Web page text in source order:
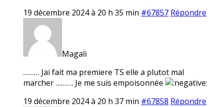
19 décembre 2024 à 20 h 35 min #67857 Répondre
Magali
……… Jai fait ma premiere TS elle a plutot mal
marcher ………. Je me suis empoisonnée
19 décembre 2024 à 20 h 37 min #67858 Répondre